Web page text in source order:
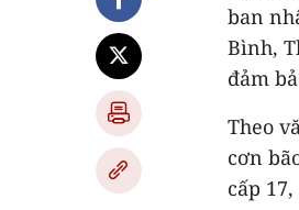
ban
Bình,
đảm
Theo
cơn
cấp